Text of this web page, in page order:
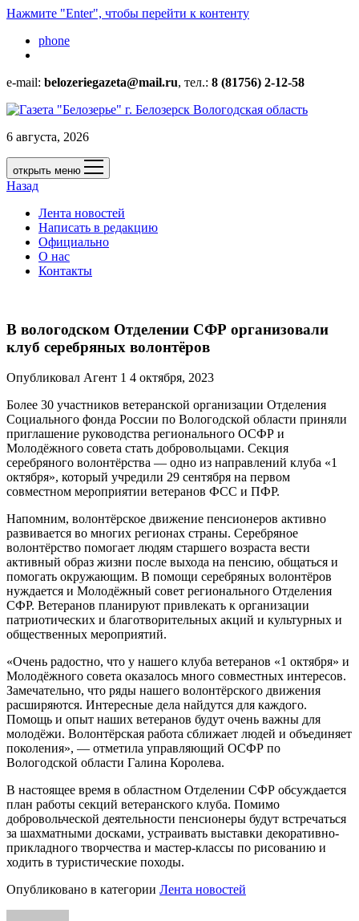
Нажмите "Enter", чтобы перейти к контенту
phone
e-mail: belozeriegazeta@mail.ru, тел.: 8 (81756) 2-12-58
6 августа, 2026
открыть меню
Назад
Лента новостей
Написать в редакцию
Официально
О нас
Контакты
В вологодском Отделении СФР организовали
клуб серебряных волонтёров
Опубликовал Агент 1 4 октября, 2023
Более 30 участников ветеранской организации Отделения
Социального фонда России по Вологодской области приняли
приглашение руководства регионального ОСФР и
Молодёжного совета стать добровольцами. Секция
серебряного волонтёрства — одно из направлений клуба «1
октября», который учредили 29 сентября на первом
совместном мероприятии ветеранов ФСС и ПФР.
Напомним, волонтёрское движение пенсионеров активно
развивается во многих регионах страны. Серебряное
волонтёрство помогает людям старшего возраста вести
активный образ жизни после выхода на пенсию, общаться и
помогать окружающим. В помощи серебряных волонтёров
нуждается и Молодёжный совет регионального Отделения
СФР. Ветеранов планируют привлекать к организации
патриотических и благотворительных акций и культурных и
общественных мероприятий.
«Очень радостно, что у нашего клуба ветеранов «1 октября» и
Молодёжного совета оказалось много совместных интересов.
Замечательно, что ряды нашего волонтёрского движения
расширяются. Интересные дела найдутся для каждого.
Помощь и опыт наших ветеранов будут очень важны для
молодёжи. Волонтёрская работа сближает людей и объединяет
поколения», — отметила управляющий ОСФР по
Вологодской области Галина Королева.
В настоящее время в областном Отделении СФР обсуждается
план работы секций ветеранского клуба. Помимо
добровольческой деятельности пенсионеры будут встречаться
за шахматными досками, устраивать выставки декоративно-
прикладного творчества и мастер-классы по рисованию и
ходить в туристические походы.
Опубликовано в категории Лента новостей